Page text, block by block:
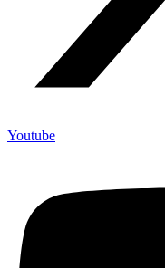
Youtube